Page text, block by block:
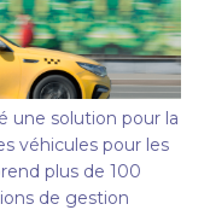
une solution pour la
véhicules pour les
plus de 100
de gestion